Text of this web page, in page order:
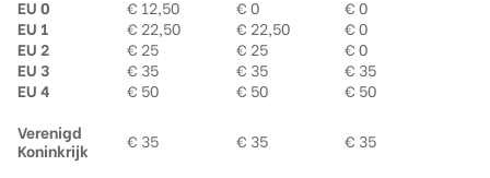
EU 0
€ 12,50 € 0
€ 0
EU 1
€ 22,50 € 22,50
€ 0
EU 2
€ 25 € 25
€ 0
EU 3
€ 35 € 35
€ 35
EU 4
€ 50 € 50
€ 50
Verenigd
Koninkrijk
€ 35 € 35 € 35